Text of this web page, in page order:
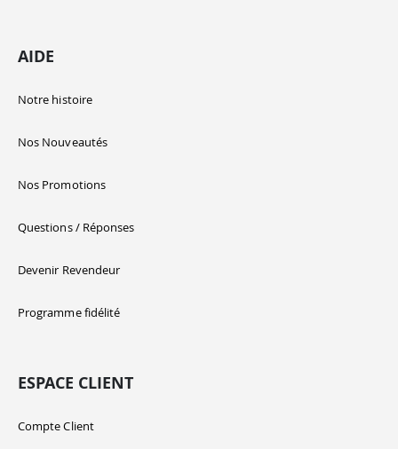
AIDE
Notre histoire
Nos Nouveautés
Nos Promotions
Questions / Réponses
Devenir Revendeur
Programme fidélité
ESPACE CLIENT
Compte Client